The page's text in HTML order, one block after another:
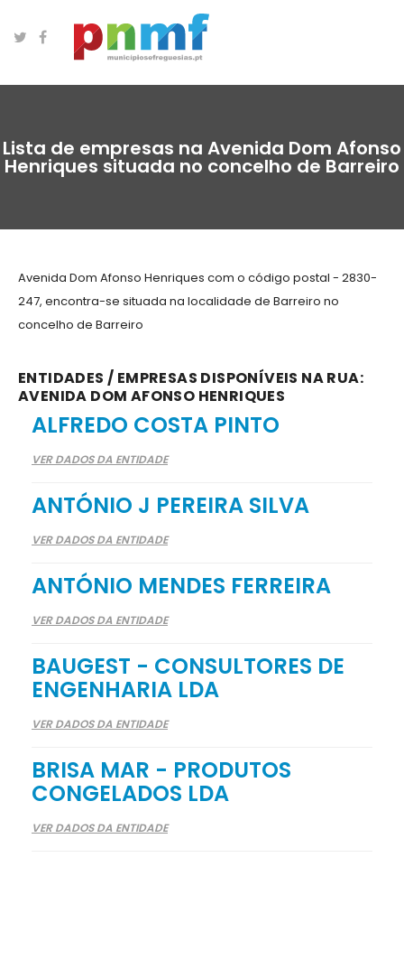
Lista de empresas na Avenida Dom Afonso
Henriques situada no concelho de Barreiro
Avenida Dom Afonso Henriques com o código postal - 2830-
247, encontra-se situada na localidade de Barreiro no
concelho de Barreiro
ENTIDADES / EMPRESAS DISPONÍVEIS NA RUA:
AVENIDA DOM AFONSO HENRIQUES
ALFREDO COSTA PINTO
VER DADOS DA ENTIDADE
ANTÓNIO J PEREIRA SILVA
VER DADOS DA ENTIDADE
ANTÓNIO MENDES FERREIRA
VER DADOS DA ENTIDADE
BAUGEST - CONSULTORES DE
ENGENHARIA LDA
VER DADOS DA ENTIDADE
BRISA MAR - PRODUTOS
CONGELADOS LDA
VER DADOS DA ENTIDADE